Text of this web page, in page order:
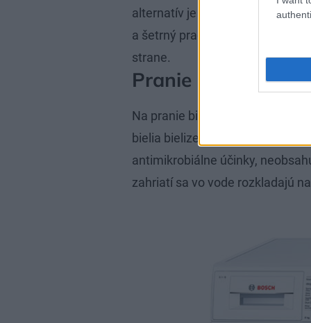
alternatív je aj výroba
a šetrný prací prostriedok.
strane.
Pranie bielej
Na pranie bielej bielizne sú
bielia bielizeň, zabraňujú jej
antimikrobiálne účinky,
zahriatí sa vo vode rozkladajú